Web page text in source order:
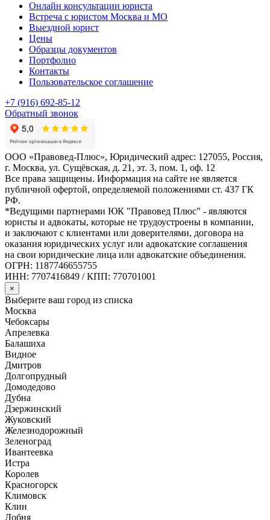
Онлайн консультации юриста
Встреча с юристом Москва и МО
Выездной юрист
Цены
Образцы документов
Портфолио
Контакты
Пользовательское соглашение
+7 (916) 692-85-12
Обратный звонок
ООО «Правовед-Плюс», Юридический адрес: 127055, Россия,
г. Москва, ул. Сущёвская, д. 21, эт. 3, пом. 1, оф. 12
Все права защищены. Информация на сайте не является
публичной офертой, определяемой положениями ст. 437 ГК
РФ.
*Ведущими партнерами ЮК "Правовед Плюс" - являются
юристы и адвокаты, которые не трудоустроены в компании,
и заключают с клиентами или доверителями, договора на
оказания юридических услуг или адвокатские соглашения
на свои юридические лица или адвокатские объединения.
ОГРН: 1187746655755
ИНН: 7707416849 / КПП: 770701001
×
Выберите ваш город из списка
Москва
Чебоксары
Апрелевка
Балашиха
Видное
Дмитров
Долгопрудный
Домодедово
Дубна
Дзержинский
Жуковский
Железнодорожный
Зеленоград
Ивантеевка
Истра
Королев
Красногорск
Климовск
Клин
Лобня